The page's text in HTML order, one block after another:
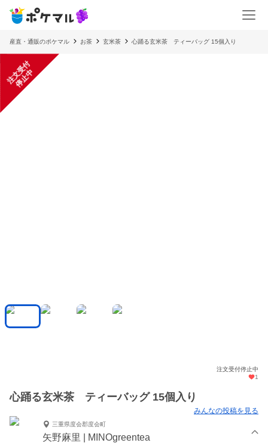
産直・通販のポケマル お茶 玄米茶 心踊る玄米茶 ティーバッグ 15個入り
注
文
受
付
停
止
中
注文受付停止中
1
心踊る玄米茶 ティーバッグ 15個入り
みんなの投稿を見る
三重県度会郡度会町
矢野麻里 | MINOgreentea